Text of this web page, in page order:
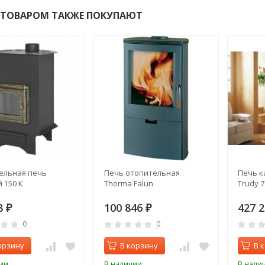
ТАКЖЕ ПОКУПАЮТ
печь
150 К
₽
0
Печь отопительная
Thorma Falun
100 846 ₽
0
В корзину
Печь
Trudy
427
В